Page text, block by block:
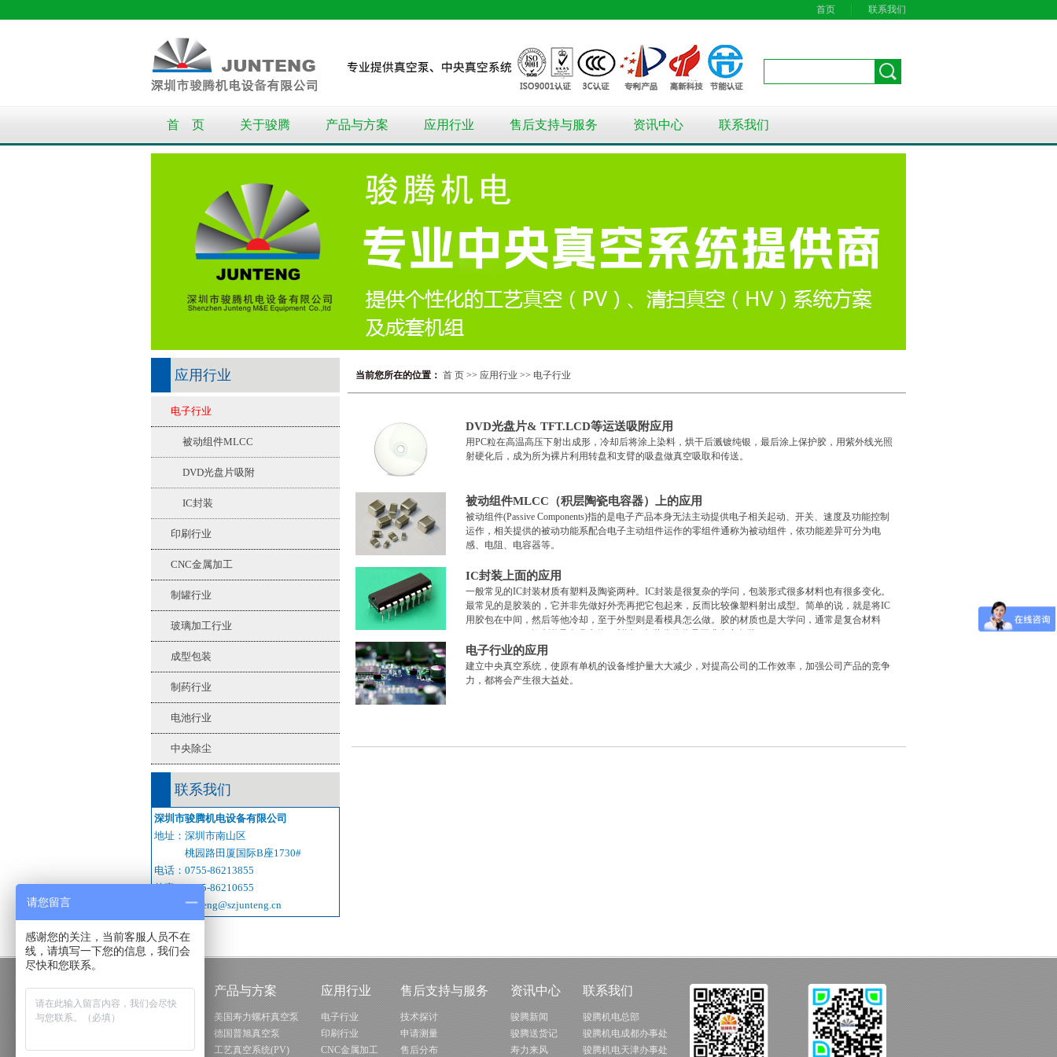
首页 联系我们
首 页 关于骏腾 产品与方案 应用行业 售后支持与服务 资讯中心 联系我们
应用行业
电子行业
被动组件MLCC
DVD光盘片吸附
IC封装
印刷行业
CNC金属加工
制罐行业
玻璃加工行业
成型包装
制药行业
电池行业
中央除尘
联系我们
深圳市骏腾机电设备有限公司
地址：深圳市南山区
桃园路田厦国际B座1730#
电话：0755-86213855
传真：0755-86210655
邮箱：junteng@szjunteng.cn
当前您所在的位置： 首 页 >> 应用行业 >> 电子行业
DVD光盘片& TFT.LCD等运送吸附应用
用PC粒在高温高压下射出成形，冷却后将涂上染料，烘干后溅镀纯银，最后涂上保护胶，用紫外线光照
射硬化后，成为所为裸片利用转盘和支臂的吸盘做真空吸取和传送。
被动组件MLCC（积层陶瓷电容器）上的应用
被动组件(Passive Components)指的是电子产品本身无法主动提供电子相关起动、开关、速度及功能控制
运作，相关提供的被动功能系配合电子主动组件运作的零组件通称为被动组件，依功能差异可分为电
感、电阻、电容器等。
IC封装上面的应用
一般常见的IC封装材质有塑料及陶瓷两种。IC封装是很复杂的学问，包装形式很多材料也有很多变化。
最常见的是胶装的，它并非先做好外壳再把它包起来，反而比较像塑料射出成型。简单的说，就是将IC
用胶包在中间，然后等他冷却，至于外型则是看模具怎么做。胶的材质也是大学问，通常是复合材料
电子行业的应用
建立中央真空系统，使原有单机的设备维护量大大减少，对提高公司的工作效率，加强公司产品的竞争
力，都将会产生很大益处。
关于骏腾
骏腾形象图示
产品与方案
美国寿力螺杆真空泵
德国普旭真空泵
工艺真空系统(PV)
应用行业
电子行业
印刷行业
CNC金属加工
售后支持与服务
技术探讨
申请测量
售后分布
资讯中心
骏腾新闻
骏腾送货记
寿力来风
联系我们
骏腾机电总部
骏腾机电成都办事处
骏腾机电天津办事处
请您留言
感谢您的关注，当前客服人员不在
线，请填写一下您的信息，我们会
尽快和您联系。